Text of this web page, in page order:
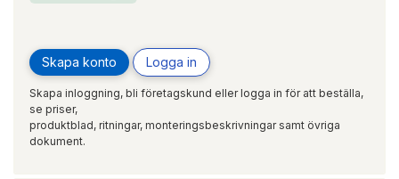
Skapa konto Logga in
Skapa inloggning, bli företagskund eller logga in för att beställa,
se priser,
produktblad, ritningar, monteringsbeskrivningar samt övriga
dokument.